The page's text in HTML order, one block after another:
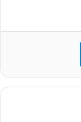
تيلقرام